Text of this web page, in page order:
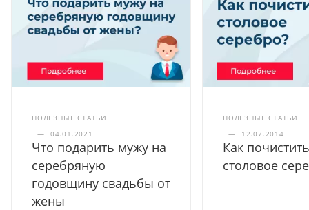
ПОЛЕЗНЫЕ СТАТЬИ
—
04.01.2021
Что подарить мужу на
серебряную
годовщину свадьбы от
жены
ПОЛЕЗНЫЕ СТАТЬИ
—
12.07.2014
Как почистить
столовое